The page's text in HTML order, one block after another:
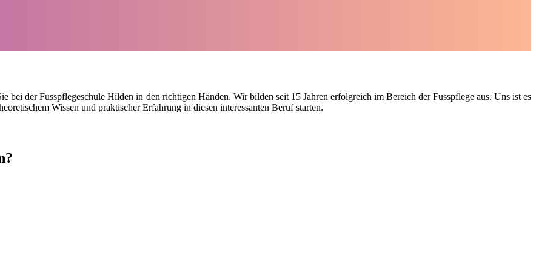
bei der Fusspflegeschule Hilden in den richtigen Händen. Wir bilden seit 15 Jahren erfolgreich im Bereich der Fusspflege aus. Uns ist es
Wissen und praktischer Erfahrung in diesen interessanten Beruf starten.